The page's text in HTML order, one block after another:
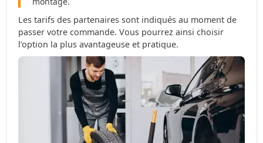
Les tarifs des partenaires sont indiqués au moment de
passer votre commande. Vous pourrez ainsi choisir
l’option la plus avantageuse et pratique.